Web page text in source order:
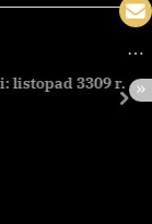
3309 r.